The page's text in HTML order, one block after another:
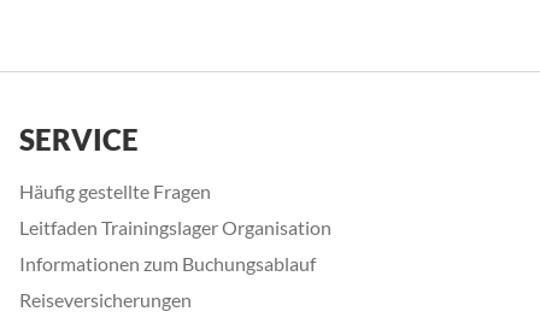
SERVICE
Häufig gestellte Fragen
Leitfaden Trainingslager Organisation
Informationen zum Buchungsablauf
Reiseversicherungen